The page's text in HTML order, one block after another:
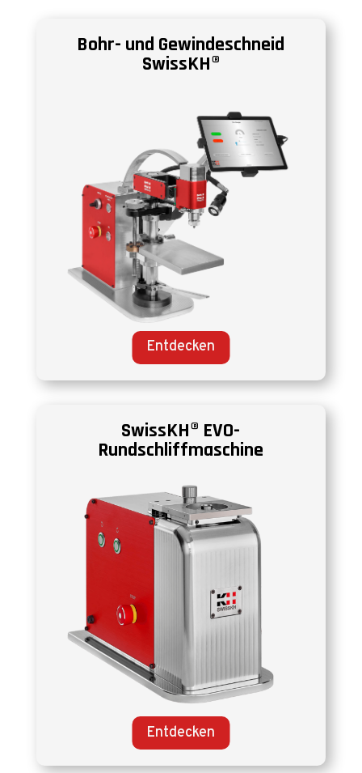
Bohr- und Gewindeschneid
SwissKH®
Entdecken
SwissKH® EVO-
Rundschliffmaschine
Entdecken